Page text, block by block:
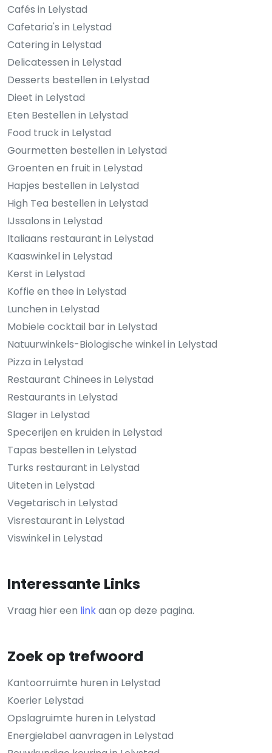
Cafés in Lelystad
Cafetaria's in Lelystad
Catering in Lelystad
Delicatessen in Lelystad
Desserts bestellen in Lelystad
Dieet in Lelystad
Eten Bestellen in Lelystad
Food truck in Lelystad
Gourmetten bestellen in Lelystad
Groenten en fruit in Lelystad
Hapjes bestellen in Lelystad
High Tea bestellen in Lelystad
IJssalons in Lelystad
Italiaans restaurant in Lelystad
Kaaswinkel in Lelystad
Kerst in Lelystad
Koffie en thee in Lelystad
Lunchen in Lelystad
Mobiele cocktail bar in Lelystad
Natuurwinkels-Biologische winkel in Lelystad
Pizza in Lelystad
Restaurant Chinees in Lelystad
Restaurants in Lelystad
Slager in Lelystad
Specerijen en kruiden in Lelystad
Tapas bestellen in Lelystad
Turks restaurant in Lelystad
Uiteten in Lelystad
Vegetarisch in Lelystad
Visrestaurant in Lelystad
Viswinkel in Lelystad
Interessante Links
Vraag hier een linkaan op deze pagina.
Zoek op trefwoord
Kantoorruimte huren in Lelystad
Koerier Lelystad
Opslagruimte huren in Lelystad
Energielabel aanvragen in Lelystad